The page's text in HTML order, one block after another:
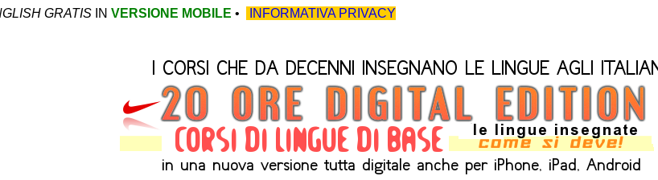
GRATIS IN VERSIONE MOBILE • INFORMATIVA PRIVACY